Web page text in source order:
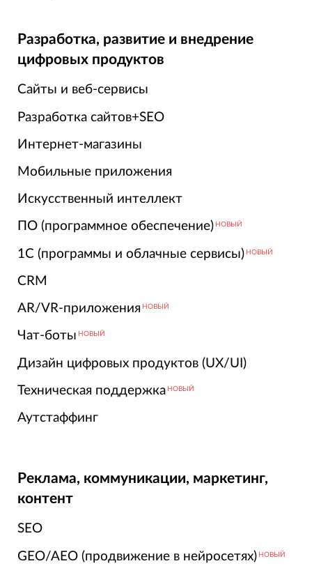
Разработка, развитие и внедрение
цифровых продуктов
Сайты и веб-сервисы
Разработка сайтов+SEO
Интернет-магазины
Мобильные приложения
Искусственный интеллект
ПО (программное обеспечение) НОВЫЙ
1С (программы и облачные сервисы) НОВЫЙ
CRM
AR/VR-приложения НОВЫЙ
Чат-боты НОВЫЙ
Дизайн цифровых продуктов (UX/UI)
Техническая поддержка НОВЫЙ
Аутстаффинг
Реклама, коммуникации, маркетинг,
контент
SEO
GEO/AEO (продвижение в нейросетях) НОВЫЙ